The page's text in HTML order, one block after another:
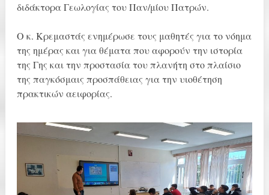
διδάκτορα Γεωλογίας του Παν/μίου Πατρών.
Ο κ. Κρεμαστάς ενημέρωσε τους μαθητές για το νόημα
της ημέρας και για θέματα που αφορούν την ιστορία
της Γης και την προστασία του πλανήτη στο πλαίσιο
της παγκόσμαις προσπάθειας για την υιοθέτηση
πρακτικών αειφορίας.